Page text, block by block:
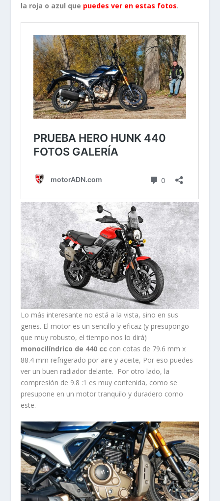
la roja o azul que puedes ver en estas fotos.
Lo más interesante no está a la vista, sino en sus
genes. El motor es un sencillo y eficaz (y presupongo
que muy robusto, el tiempo nos lo dirá)
monocilíndrico de 440 cc con cotas de 79.6 mm x
88.4 mm refrigerado por aire y aceite, Por eso puedes
ver un buen radiador delante. Por otro lado, la
compresión de 9.8 :1 es muy contenida, como se
presupone en un motor tranquilo y duradero como
este.